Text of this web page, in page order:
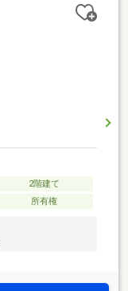
2階建て
所有権